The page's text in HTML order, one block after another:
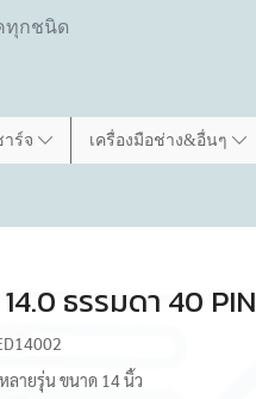
ทุกชนิด
ร์จ เครื่องมือช่าง&อื่นๆ
ธรรมดา 40 PIN
ลายรุ่น ขนาด 14 นิ้ว